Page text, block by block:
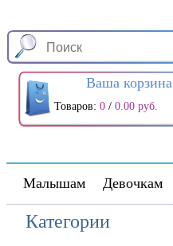
Ваша корзина
Товаров: 0 / 0.00 руб.
Малышам Девочкам
Категории